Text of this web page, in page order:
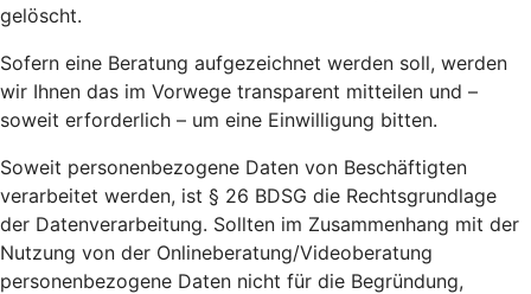
gelöscht.
Sofern eine Beratung aufgezeichnet werden soll, werden
wir Ihnen das im Vorwege transparent mitteilen und –
soweit erforderlich – um eine Einwilligung bitten.
Soweit personenbezogene Daten von Beschäftigten
verarbeitet werden, ist § 26 BDSG die Rechtsgrundlage
der Datenverarbeitung. Sollten im Zusammenhang mit der
Nutzung von der Onlineberatung/Videoberatung
personenbezogene Daten nicht für die Begründung,